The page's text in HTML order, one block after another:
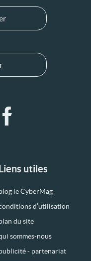
utiles
le CyberMag
d’utilisation
du site
sommes-nous
- partenariat